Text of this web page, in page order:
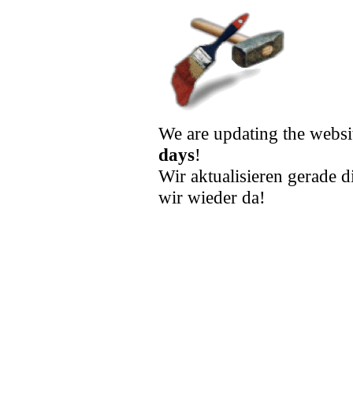
We are updating the
days!
Wir aktualisieren gerade
wir wieder da!